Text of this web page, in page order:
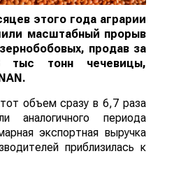
этого года аграрии
масштабный прорыв
продав за
тонн чечевицы,
NAN .
объем сразу в 6,7 раза
аналогичного периода
экспортная выручка
приблизилась к